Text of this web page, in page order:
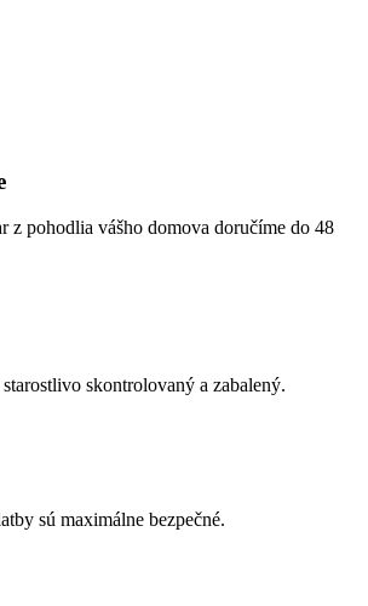
z pohodlia vášho domova doručíme do 48
skontrolovaný a zabalený.
sú maximálne bezpečné.